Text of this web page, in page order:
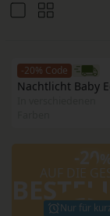
-20% Code
Nachtlicht Baby
Nur für